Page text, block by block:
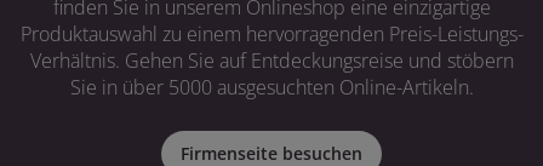
finden Sie in unserem Onlineshop eine einzigartige
Produktauswahl zu einem hervorragenden Preis-Leistungs-
Verhältnis. Gehen Sie auf Entdeckungsreise und stöbern
Sie in über 5000 ausgesuchten Online-Artikeln.
Firmenseite besuchen